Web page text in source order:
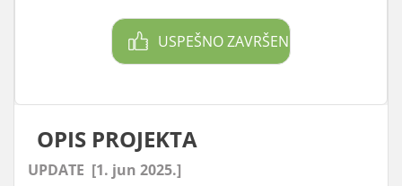
USPEŠNO ZAVRŠEN
OPIS PROJEKTA
UPDATE [1. jun 2025.]